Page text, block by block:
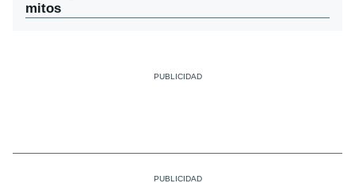
mitos